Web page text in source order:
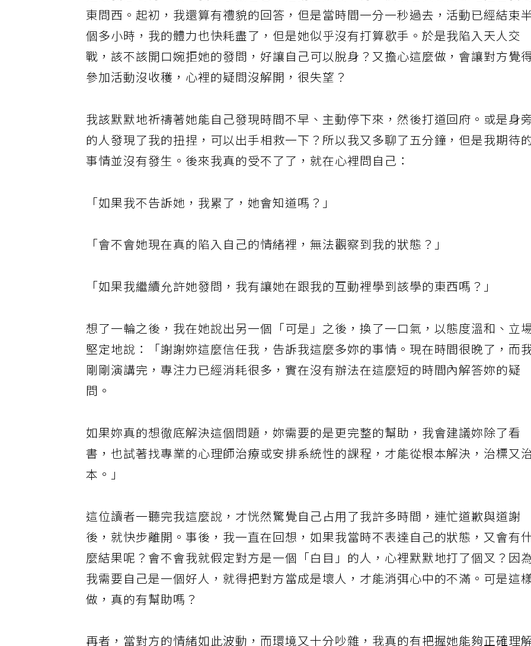
東問西。起初，我還算有禮貌的回答，但是當時間一分一秒過去，活動已經結束
個多小時，我的體力也快耗盡了，但是她似乎沒有打算歇手。於是我陷入天人交
戰，該不該開口婉拒她的發問，好讓自己可以脫身？又擔心這麼做，會讓對方覺
參加活動沒收穫，心裡的疑問沒解開，很失望？
我該默默地祈禱著她能自己發現時間不早、主動停下來，然後打道回府。或是身
的人發現了我的扭捏，可以出手相救一下？所以我又多聊了五分鐘，但是我期待
事情並沒有發生。後來我真的受不了了，就在心裡問自己：
「如果我不告訴她，我累了，她會知道嗎？」
「會不會她現在真的陷入自己的情緒裡，無法觀察到我的狀態？」
「如果我繼續允許她發問，我有讓她在跟我的互動裡學到該學的東西嗎？」
想了一輪之後，我在她說出另一個「可是」之後，換了一口氣，以態度溫和、立
堅定地說：「謝謝妳這麼信任我，告訴我這麼多妳的事情。現在時間很晚了，而
剛剛演講完，專注力已經消耗很多，實在沒有辦法在這麼短的時間內解答妳的疑
問。
如果妳真的想徹底解決這個問題，妳需要的是更完整的幫助，我會建議妳除了看
書，也試著找專業的心理師治療或安排系統性的課程，才能從根本解決，治標又
本。」
這位讀者一聽完我這麼說，才恍然驚覺自己占用了我許多時間，連忙道歉與道謝
後，就快步離開。事後，我一直在回想，如果我當時不表達自己的狀態，又會有
麼結果呢？會不會我就假定對方是一個「白目」的人，心裡默默地打了個叉？因
我需要自己是一個好人，就得把對方當成是壞人，才能消弭心中的不滿。可是這
做，真的有幫助嗎？